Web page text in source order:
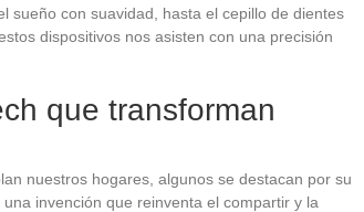
sueño con suavidad, hasta el cepillo de dientes
dispositivos nos asisten con una precisión
que transforman
nuestros hogares, algunos se destacan por su
una invención que reinventa el compartir y la